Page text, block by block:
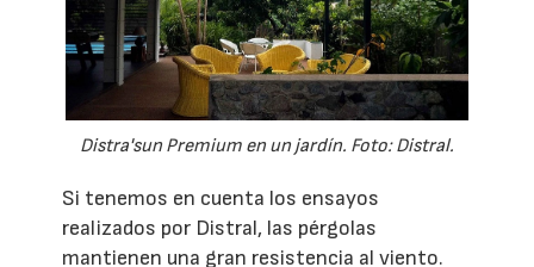
Distra'sun Premium en un jardín. Foto: Distral.
Si tenemos en cuenta los ensayos
realizados por Distral, las pérgolas
mantienen una gran resistencia al viento.